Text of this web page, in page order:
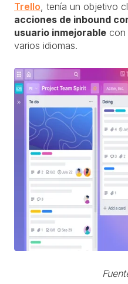
Trello, tenía un objetivo
acciones de inbound
usuario inmejorable con
varios idiomas.